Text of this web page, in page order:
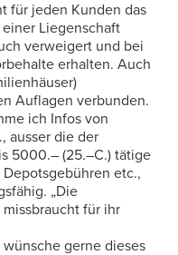
für jeden Kunden das
Liegenschaft
verweigert und bei
erhalten. Auch
Auflagen verbunden.
ich Infos von
ausser die der
5000.– (25.–C.) tätige
etc.,
„Die
für ihr
gerne dieses